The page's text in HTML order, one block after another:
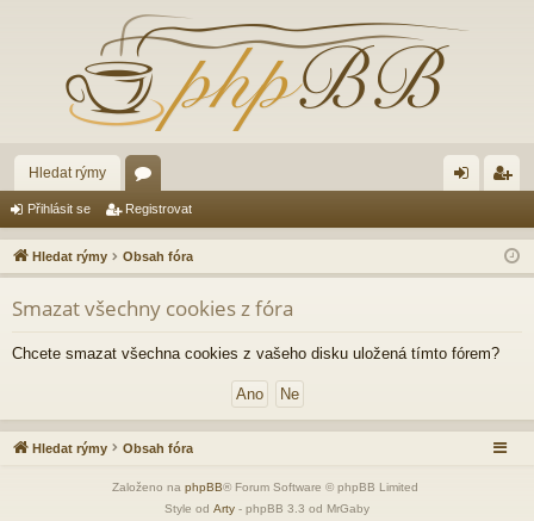
Hledat rýmy
ór
a lá
sit
ist
ro
Přihlásit se Registrovat
Hledat rýmy Obsah fóra
Smazat všechny cookies z fóra
Chcete smazat všechna cookies z vašeho disku uložená tímto fórem?
Hledat rýmy Obsah fóra
Založeno na phpBB® Forum Software © phpBB Limited
Style od Arty - phpBB 3.3 od MrGaby